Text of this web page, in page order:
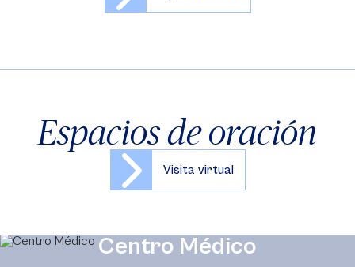
Espacios de oración
Visita virtual
Centro Médico